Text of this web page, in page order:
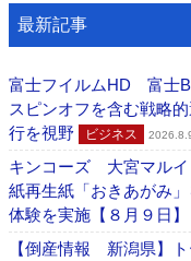
最新記事
富士フイルムHD 富士
スピンオフを含む戦略
行を視野
ビジネス
キンコーズ 大宮マル
紙再生紙「おきあがみ
体験を実施【８月９日】
【倒産情報 新潟県】